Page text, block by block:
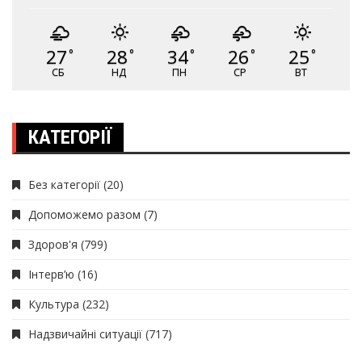
27°
СБ
28°
НД
34°
ПН
26°
СР
25°
ВТ
КАТЕГОРІЇ
Без категорії (20)
Допоможемо разом (7)
Здоров'я (799)
Інтерв’ю (16)
Культура (232)
Надзвичайні ситуації (717)